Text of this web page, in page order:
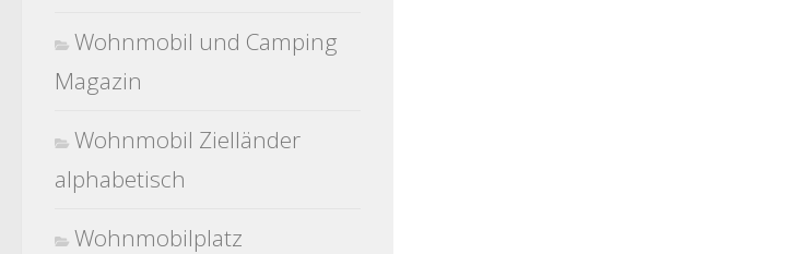
Wohnmobil und Camping
Magazin
Wohnmobil Zielländer
alphabetisch
Wohnmobilplatz